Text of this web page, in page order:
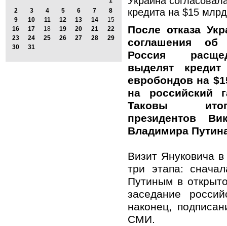
2
3 4 5 6 7
8
9
10 11 12 13 14
15
16
17 18 19 20 21
22
23
24 25 26 27 28
29
30
31
кредита на $15 млрд
После отказа
соглашения
Россия
выделят
евробондов на
на российский
Таковы
президентов
Владимира
Визит Януковича
три этапа:
Путиным в
заседание
наконец,
СМИ.